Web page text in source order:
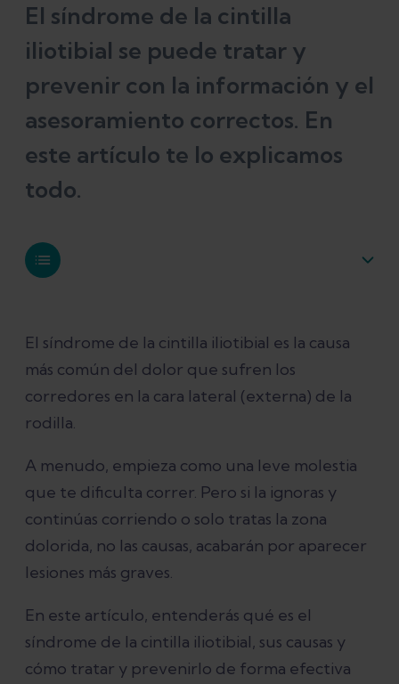
El síndrome de la cintilla
iliotibial se puede tratar y
prevenir con la información y el
asesoramiento correctos. En
este artículo te lo explicamos
todo.
¿Cuál es la función de la cintilla
iliotibial?
¿Qué es el síndrome de la cintilla
iliotibial?
Síntomas del síndrome de la cintilla
iliotibial
Causas del síndrome de la cintilla
iliotibial
El síndrome de la cintilla iliotibial es la causa
más común del dolor que sufren los
corredores en la cara lateral (externa) de la
rodilla.
A menudo, empieza como una leve molestia
que te dificulta correr. Pero si la ignoras y
continúas corriendo o solo tratas la zona
dolorida, no las causas, acabarán por aparecer
lesiones más graves.
En este artículo, entenderás qué es el
síndrome de la cintilla iliotibial, sus causas y
cómo tratar y prevenirlo de forma efectiva